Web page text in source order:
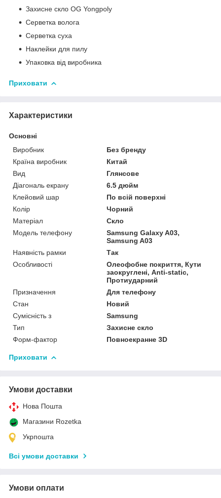
Захисне скло OG Yongpoly
Серветка волога
Серветка суха
Наклейки для пилу
Упаковка від виробника
Приховати
Характеристики
Основні
Виробник
Без бренду
Країна виробник
Китай
Вид
Глянсове
Діагональ екрану
6.5 дюйм
Клейовий шар
По всій поверхні
Колір
Чорний
Матеріал
Скло
Модель телефону
Samsung Galaxy A03,
Samsung A03
Наявність рамки
Так
Особливості
Олеофобне покриття, Кути
заокруглені, Anti-static,
Протиударний
Призначення
Для телефону
Стан
Новий
Сумісність з
Samsung
Тип
Захисне скло
Форм-фактор
Повноекранне 3D
Приховати
Умови доставки
Нова Пошта
Магазини Rozetka
Укрпошта
Всі умови доставки
Умови оплати